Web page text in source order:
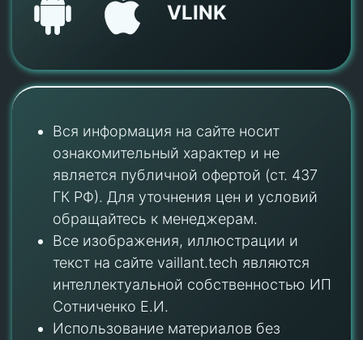
VLINK
Вся информация на сайте носит
ознакомительный характер и не
является публичной офертой (ст. 437
ГК РФ). Для уточнения цен и условий
обращайтесь к менеджерам.
Все изображения, иллюстрации и
текст на сайте vaillant.tech являются
интеллектуальной собственностью ИП
Сотниченко Е.И.
Использование материалов без